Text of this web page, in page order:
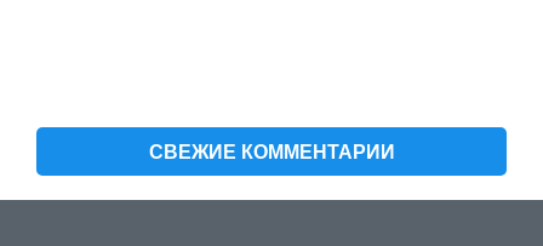
СВЕЖИЕ КОММЕНТАРИИ